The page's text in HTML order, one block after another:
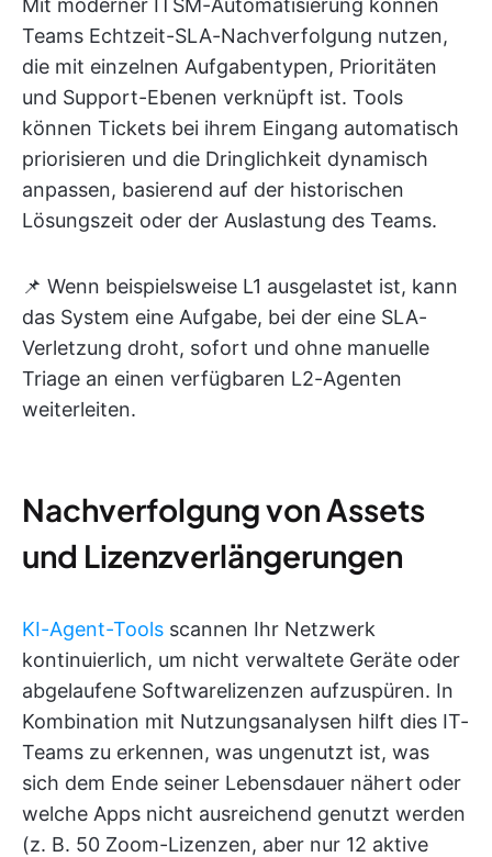
Teams Echtzeit-SLA-Nachverfolgung nutzen,
die mit einzelnen Aufgabentypen, Prioritäten
und Support-Ebenen verknüpft ist. Tools
können Tickets bei ihrem Eingang automatisch
priorisieren und die Dringlichkeit dynamisch
anpassen, basierend auf der historischen
Lösungszeit oder der Auslastung des Teams.
📌 Wenn beispielsweise L1 ausgelastet ist, kann
das System eine Aufgabe, bei der eine SLA-
Verletzung droht, sofort und ohne manuelle
Triage an einen verfügbaren L2-Agenten
weiterleiten.
Nachverfolgung von Assets
und Lizenzverlängerungen
KI-Agent-Tools scannen Ihr Netzwerk
kontinuierlich, um nicht verwaltete Geräte oder
abgelaufene Softwarelizenzen aufzuspüren. In
Kombination mit Nutzungsanalysen hilft dies IT-
Teams zu erkennen, was ungenutzt ist, was
sich dem Ende seiner Lebensdauer nähert oder
welche Apps nicht ausreichend genutzt werden
(z. B. 50 Zoom-Lizenzen, aber nur 12 aktive